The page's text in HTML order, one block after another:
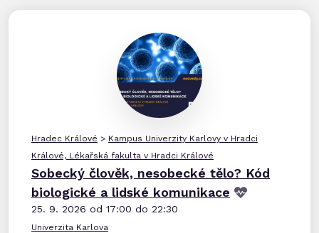
Hradec Králové > Kampus Univerzity Karlovy v Hradci
Králové, Lékařská fakulta v Hradci Králové
Sobecký člověk, nesobecké tělo? Kód
biologické a lidské komunikace
25. 9. 2026 od 17:00 do 22:30
Univerzita Karlova